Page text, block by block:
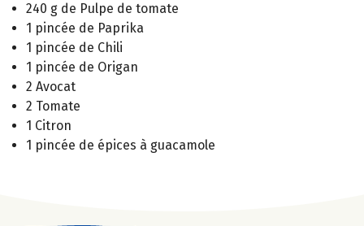
240 g de Pulpe de tomate
1 pincée de Paprika
1 pincée de Chili
1 pincée de Origan
2 Avocat
2 Tomate
1 Citron
1 pincée de épices à guacamole